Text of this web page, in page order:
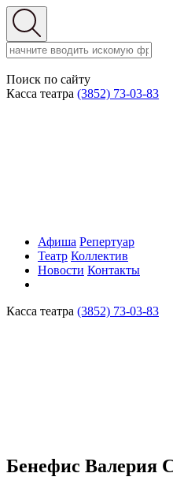
Поиск по сайту
Касса театра (3852) 73-03-83
Афиша Репертуар
Театр Коллектив
Новости Контакты
Касса театра (3852) 73-03-83
Бенефис Валерия